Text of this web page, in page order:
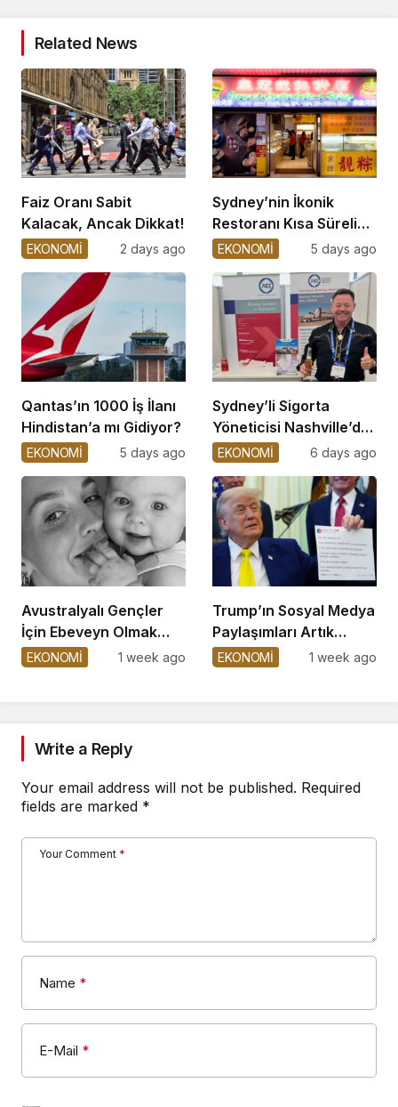
Related News
Faiz Oranı Sabit
Kalacak, Ancak Dikkat!
EKONOMİ 2 days ago
Sydney’nin İkonik
Restoranı Kısa Süreli
Kapatıldı
EKONOMİ 5 days ago
Qantas’ın 1000 İş İlanı
Hindistan’a mı Gidiyor?
EKONOMİ 5 days ago
Sydney’li Sigorta
Yöneticisi Nashville’de
Hayatını Kaybetti
EKONOMİ 6 days ago
Avustralyalı Gençler
İçin Ebeveyn Olmak
Zorlaşıyor
EKONOMİ 1 week ago
Trump’ın Sosyal Medya
Paylaşımları Artık
Satışta!
EKONOMİ 1 week ago
Write a Reply
Your email address will not be published. Required
fields are marked *
Your Comment *
Name *
E-Mail *